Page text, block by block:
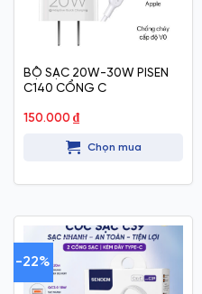
BỘ SẠC 20W-30W PISEN
C140 CỔNG C
150.000 ₫
Chọn mua
-22%